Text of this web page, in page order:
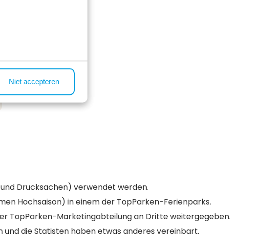
Niet accepteren
Drucksachen) verwendet werden.
Hochsaison) in einem der TopParken-Ferienparks.
TopParken-Marketingabteilung an Dritte weitergegeben.
die Statisten haben etwas anderes vereinbart.